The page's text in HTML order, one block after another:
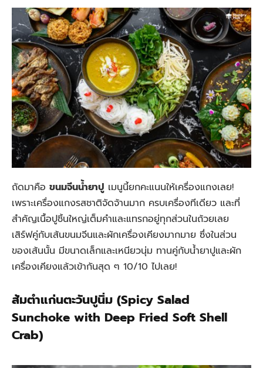
ถัดมาคือ ขนมจีนน้ำยาปู เมนูนี้ยกคะแนนให้เครื่องแกงเลย!
เพราะเครื่องแกงรสชาติจัดจ้านมาก ครบเครื่องทีเดียว และที่
สำคัญเนื้อปูชิ้นใหญ่เต็มคำและแทรกอยู่ทุกส่วนในถ้วยเลย
เสิร์ฟคู่กับเส้นขนมจีนและผักเครื่องเคียงมากมาย ซึ่งในส่วน
ของเส้นนั้น มีขนาดเล็กและเหนียวนุ่ม ทานคู่กับน้ำยาปูและผัก
เครื่องเคียงแล้วเข้ากันสุด ๆ 10/10 ไปเลย!
ส้มตำแก่นตะวันปูนิ่ม (Spicy Salad
Sunchoke with Deep Fried Soft Shell
Crab)